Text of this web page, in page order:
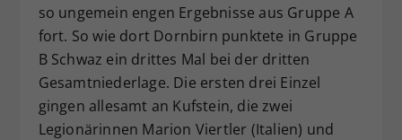
so ungemein engen Ergebnisse aus Gruppe A
fort. So wie dort Dornbirn punktete in Gruppe
B Schwaz ein drittes Mal bei der dritten
Gesamtniederlage. Die ersten drei Einzel
gingen allesamt an Kufstein, die zwei
Legionärinnen Marion Viertler (Italien) und